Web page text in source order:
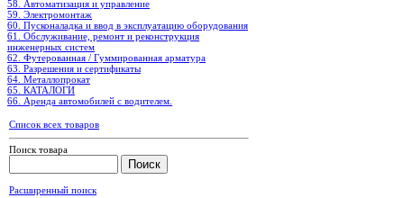
58. Автоматизация и управление
59. Электромонтаж
60. Пусконаладка и ввод в эксплуатацию оборудования
61. Обслуживание, ремонт и реконструкция
инженерных систем
62. Футерованная / Гуммированная арматура
63. Разрешения и сертификаты
64. Металлопрокат
65. КАТАЛОГИ
66. Аренда автомобилей с водителем.
Список всех товаров
Поиск товара
Расширенный поиск